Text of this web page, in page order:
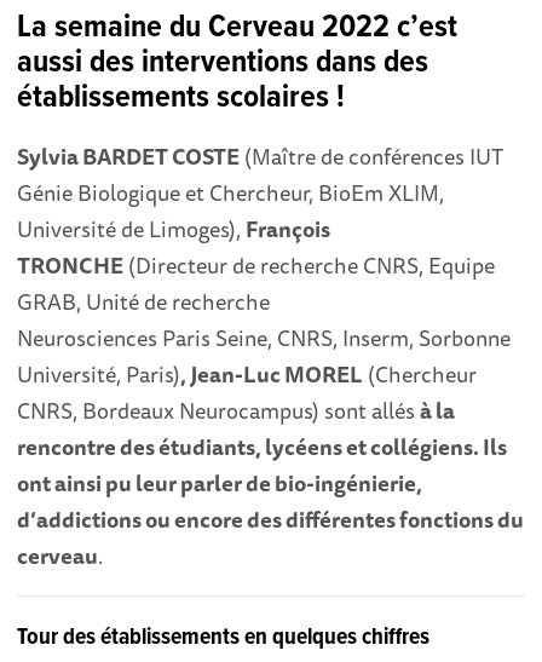
La semaine du Cerveau 2022 c’est
aussi des interventions dans des
établissements scolaires !
Sylvia BARDET COSTE(Maître de conférences IUT
Génie Biologique et Chercheur, BioEm XLIM,
Université de Limoges), François
TRONCHE(Directeur de recherche CNRS, Equipe
GRAB, Unité de recherche
Neurosciences Paris Seine, CNRS, Inserm, Sorbonne
Université, Paris), Jean-Luc MOREL (Chercheur
CNRS, Bordeaux Neurocampus) sont allésà la
rencontre des étudiants, lycéens et collégiens. Ils
ont ainsi pu leur parler de bio-ingénierie,
d’addictions ou encore des différentes fonctions du
cerveau.
Tour des établissements en quelques chiffres